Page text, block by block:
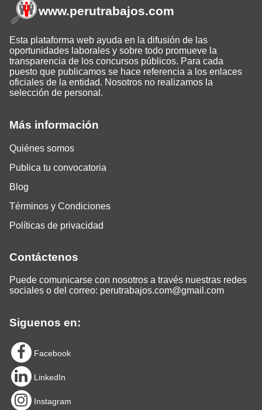
Más información
Quiénes somos
Publica tu convocatoria
Blog
Términos y Condiciones
Políticas de privacidad
Contáctenos
Puede comunicarse con nosotros a través nuestras redes
sociales o del correo: perutrabajos.com@gmail.com
Siguenos en:
Facebook
LinkedIn
Instagram
www.perutrabajos.com
Esta plataforma web ayuda en la difusión de las
oportunidades laborales y sobre todo promueve la
transparencia de los concursos públicos. Para cada
puesto que publicamos se hace referencia a los enlaces
oficiales de la entidad. Nosotros no realizamos la
selección de personal.